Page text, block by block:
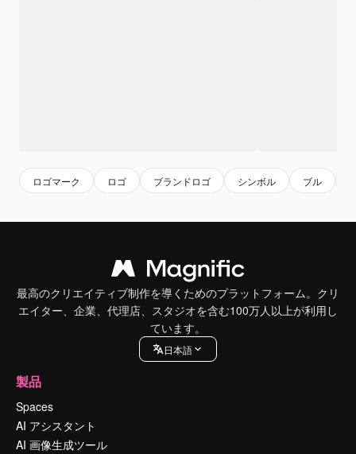
ロゴマーク ロゴ ブランドロゴ シンボル ブル
最高のクリエイティブ制作を導くためのプラットフォーム。クリ
エイター、企業、代理店、スタジオを含む100万人以上が利用し
ています。
日本語
製品
Spaces
AI アシスタント
AI 画像生成ツール